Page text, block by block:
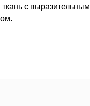
с выразительным